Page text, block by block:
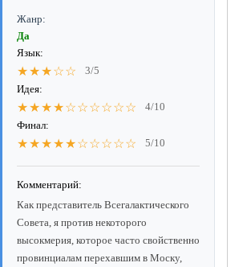
Жанр:
Да
Язык:
★★★☆☆
3/5
Идея:
★★★★☆☆☆☆☆☆
4/10
Финал:
★★★★★☆☆☆☆☆ 5/10
Комментарий:
Как представитель Всегалактического
Совета, я против некоторого
высокмерия, которое часто свойственно
провинциалам перехавшим в Моску,